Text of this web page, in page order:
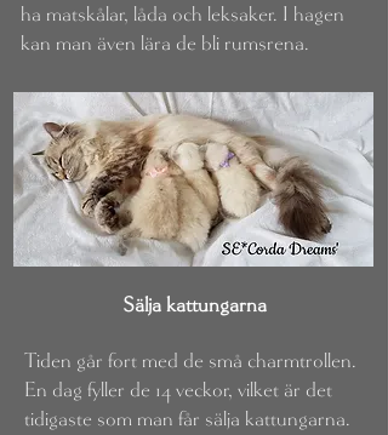
ha matskålar, låda och leksaker. I hagen
kan man även lära de bli rumsrena.
Sälja kattungarna
Tiden går fort med de små charmtrollen.
En dag fyller de 14 veckor, vilket är det
tidigaste som man får sälja kattungarna.